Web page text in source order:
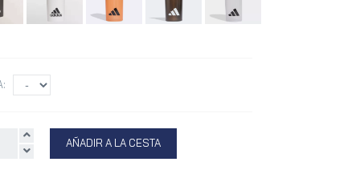
AÑADIR A LA CESTA